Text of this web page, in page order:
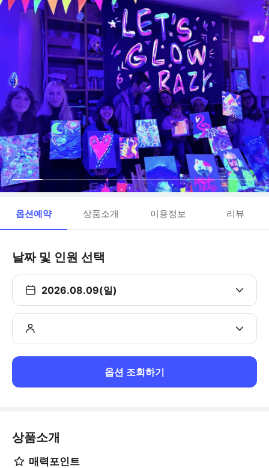
옵션예약 상품소개 이용정보 리뷰
날짜 및 인원 선택
2026.08.09(일)
옵션 조회하기
상품소개
매력포인트